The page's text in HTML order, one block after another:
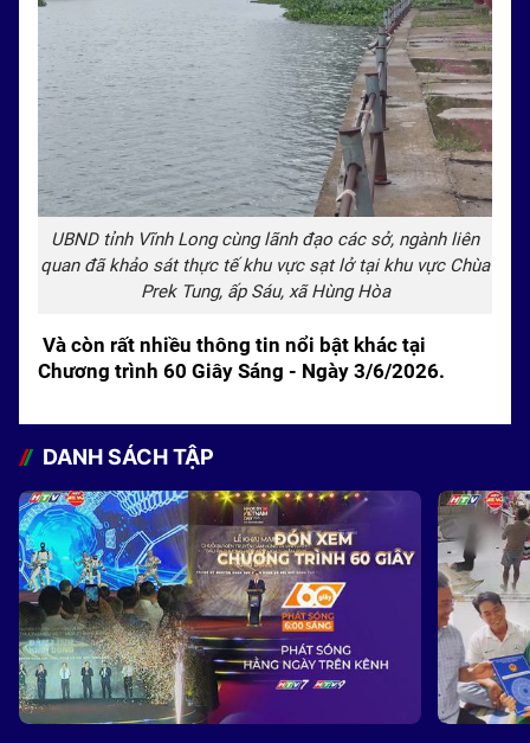
UBND tỉnh Vĩnh Long cùng lãnh đạo các sở, ngành liên
quan đã khảo sát thực tế khu vực sạt lở tại khu vực Chùa
Prek Tung, ấp Sáu, xã Hùng Hòa
Và còn rất nhiều thông tin nổi bật khác tại
Chương trình 60 Giây Sáng - Ngày 3/6/2026.
DANH SÁCH TẬP